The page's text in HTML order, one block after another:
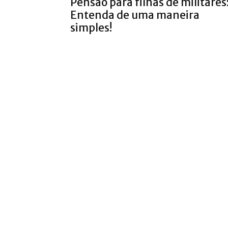
Entenda de uma maneira
simples!